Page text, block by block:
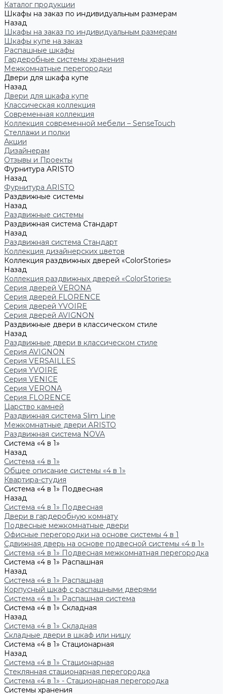
Каталог продукции
Шкафы на заказ по индивидуальным размерам
Назад
Шкафы на заказ по индивидуальным размерам
Шкафы купе на заказ
Распашные шкафы
Гардеробные системы хранения
Межкомнатные перегородки
Двери для шкафа купе
Назад
Двери для шкафа купе
Классическая коллекция
Современная коллекция
Коллекция современной мебели – SenseTouch
Стеллажи и полки
Акции
Дизайнерам
Отзывы и Проекты
Фурнитура ARISTO
Назад
Фурнитура ARISTO
Раздвижные системы
Назад
Раздвижные системы
Раздвижная система Стандарт
Назад
Раздвижная система Стандарт
Коллекция дизайнерских цветов
Коллекция раздвижных дверей «ColorStories»
Назад
Коллекция раздвижных дверей «ColorStories»
Серия дверей VERONA
Серия дверей FLORENCE
Серия дверей YVOIRE
Серия дверей AVIGNON
Раздвижные двери в классическом стиле
Назад
Раздвижные двери в классическом стиле
Серия AVIGNON
Серия VERSAILLES
Серия YVOIRE
Серия VENICE
Серия VERONA
Серия FLORENCE
Царство камней
Раздвижная система Slim Line
Межкомнатные двери ARISTO
Раздвижная система NOVA
Система «4 в 1»
Назад
Система «4 в 1»
Общее описание системы «4 в 1»
Квартира-студия
Система «4 в 1» Подвесная
Назад
Система «4 в 1» Подвесная
Двери в гардеробную комнату
Подвесные межкомнатные двери
Офисные перегородки на основе системы 4 в 1
Сдвижная дверь на основе подвесной системы «4 в 1»
Система «4 в 1» Подвесная межкомнатная перегородка
Система «4 в 1» Распашная
Назад
Система «4 в 1» Распашная
Корпусный шкаф с распашными дверями
Система «4 в 1» Распашная система
Система «4 в 1» Складная
Назад
Система «4 в 1» Складная
Складные двери в шкаф или нишу
Система «4 в 1» Стационарная
Назад
Система «4 в 1» Стационарная
Стеклянная стационарная перегородка
Система «4 в 1» - Стационарная перегородка
Системы хранения